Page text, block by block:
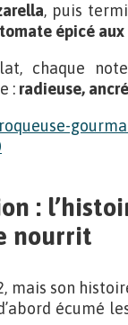
, puis
épicé
chaque
: radieuse,
:
nourrit
mais son
écumé